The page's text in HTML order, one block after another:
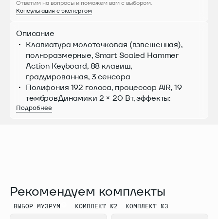
Ответим на вопросы и поможем вам с выбором.
Консультация с экспертом
Описание
Клавиатура молоточковая (взвешенная),
полноразмерные, Smart Scaled Hammer
Action Keyboard, 88 клавиш,
градуированная, 3 сенсора
Полифония 192 голоса, процессор AiR, 19
тембровДинамики 2 × 20 Вт, эффекты:
имитация акустики зала, реверберация,
Подробнее
Рекомендуем комплекты
ВЫБОР МУЗРУМ КОМПЛЕКТ №2 КОМПЛЕКТ №3